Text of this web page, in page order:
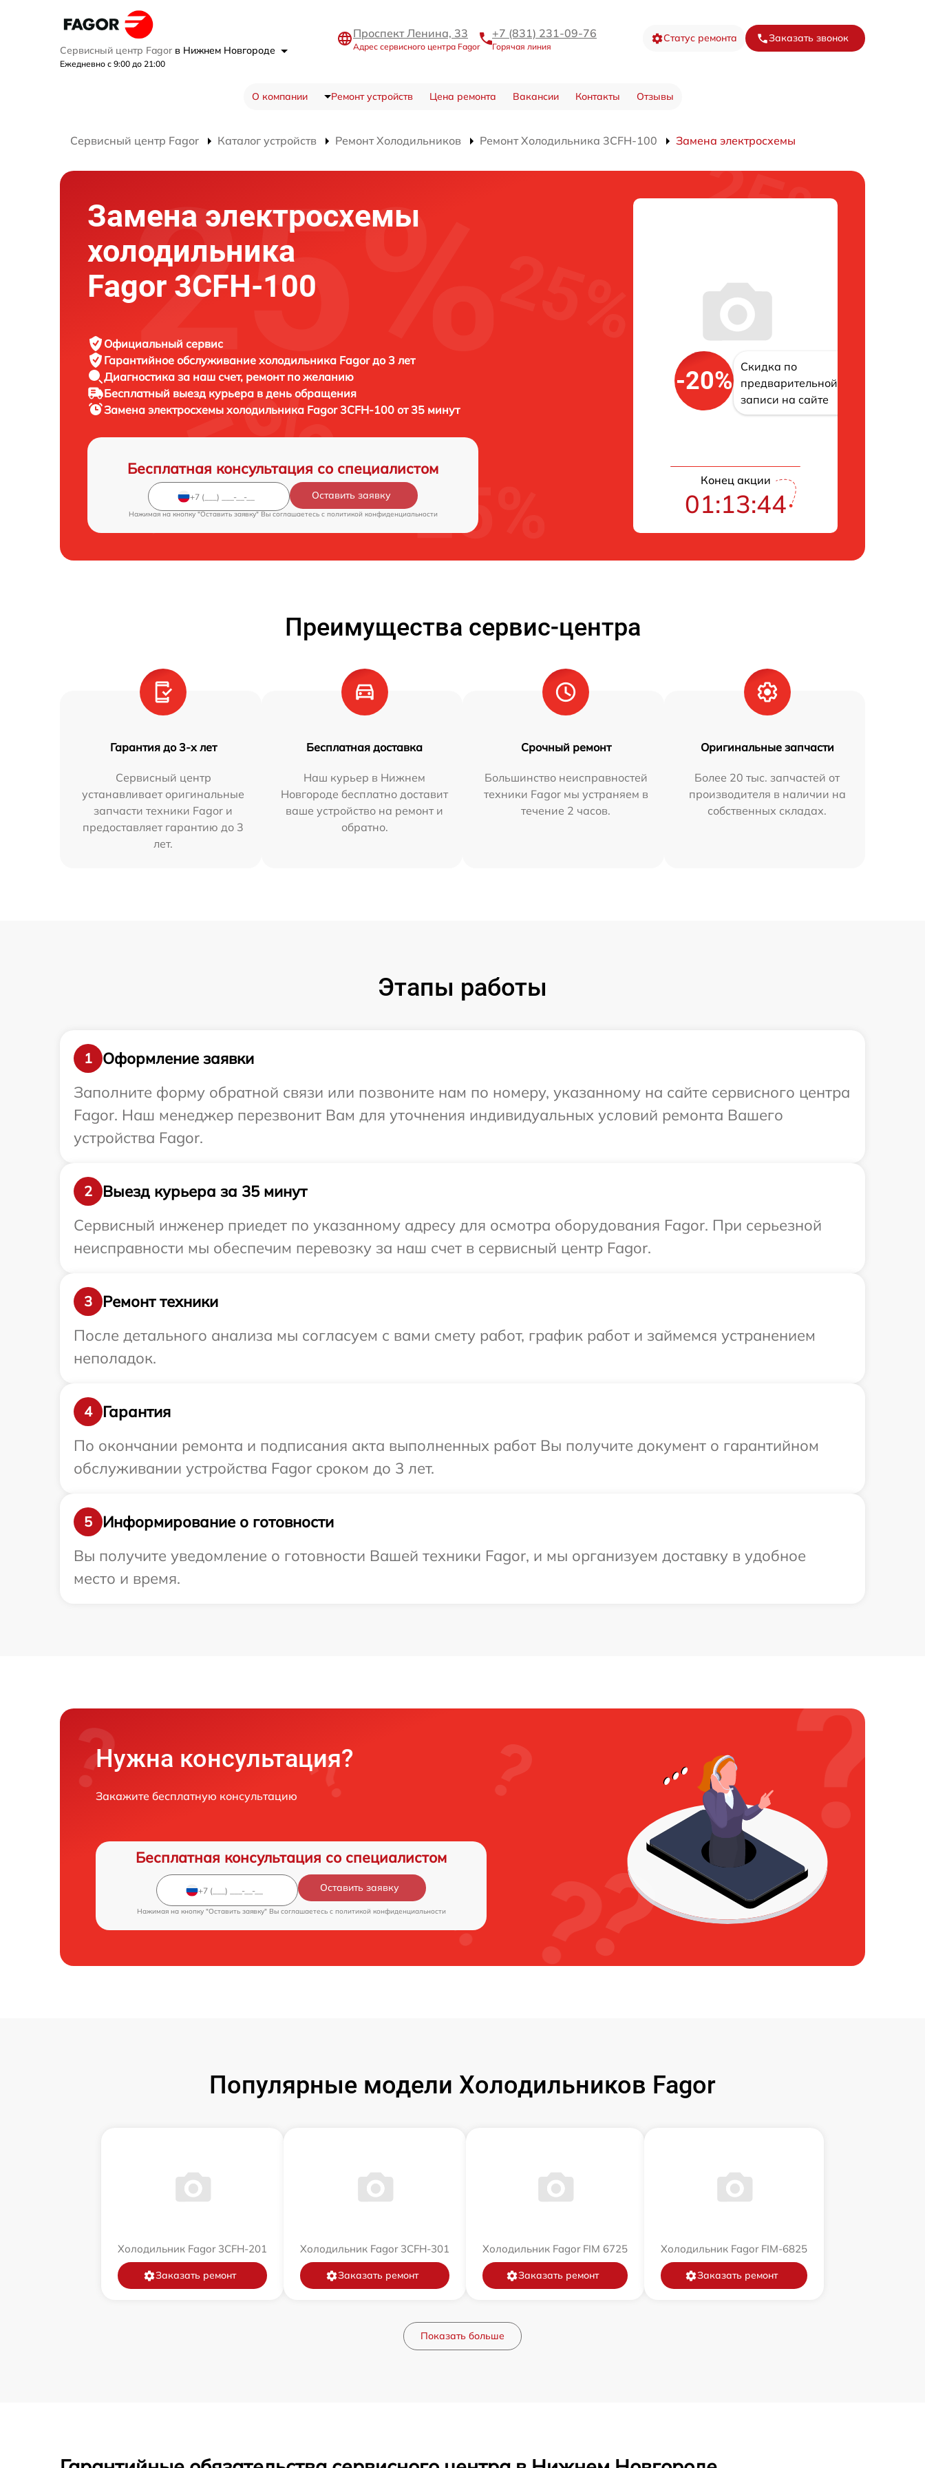
Сервисный центр Fagor в Нижнем Новгороде
Ежедневно с 9:00 до 21:00
Проспект Ленина, 33
Адрес сервисного центра Fagor
+7 (831) 231-09-76
Горячая линия
Статус ремонта Заказать звонок
О компании Ремонт устройств Цена ремонта Вакансии Контакты Отзывы
Сервисный центр Fagor Каталог устройств Ремонт Холодильников Ремонт Холодильника 3CFH-100 Замена электросхемы
Замена электросхемы
холодильника
Fagor 3CFH-100
Официальный сервис
Гарантийное обслуживание холодильника Fagor до 3 лет
Диагностика за наш счет, ремонт по желанию
Бесплатный выезд курьера в день обращения
Замена электросхемы холодильника Fagor 3CFH-100 от 35 минут
Бесплатная консультация со специалистом
Оставить заявку
Нажимая на кнопку "Оставить заявку" Вы соглашаетесь c политикой конфиденциальности
-20%
Скидка по
предварительной
записи на сайте
Конец акции
01:13:43
Преимущества сервис-центра
Гарантия до 3-х лет
Сервисный центр
устанавливает оригинальные
запчасти техники Fagor и
предоставляет гарантию до 3
лет.
Бесплатная доставка
Наш курьер в Нижнем
Новгороде бесплатно доставит
ваше устройство на ремонт и
обратно.
Срочный ремонт
Большинство неисправностей
техники Fagor мы устраняем в
течение 2 часов.
Оригинальные запчасти
Более 20 тыс. запчастей от
производителя в наличии на
собственных складах.
Этапы работы
1
Оформление заявки
Заполните форму обратной связи или позвоните нам по номеру, указанному на сайте сервисного центра
Fagor. Наш менеджер перезвонит Вам для уточнения индивидуальных условий ремонта Вашего
устройства Fagor.
2
Выезд курьера за 35 минут
Сервисный инженер приедет по указанному адресу для осмотра оборудования Fagor. При серьезной
неисправности мы обеспечим перевозку за наш счет в сервисный центр Fagor.
3
Ремонт техники
После детального анализа мы согласуем с вами смету работ, график работ и займемся устранением
неполадок.
4
Гарантия
По окончании ремонта и подписания акта выполненных работ Вы получите документ о гарантийном
обслуживании устройства Fagor сроком до 3 лет.
5
Информирование о готовности
Вы получите уведомление о готовности Вашей техники Fagor, и мы организуем доставку в удобное
место и время.
Нужна консультация?
Закажите бесплатную консультацию
Бесплатная консультация со специалистом
Оставить заявку
Нажимая на кнопку "Оставить заявку" Вы соглашаетесь c политикой конфиденциальности
Популярные модели Холодильников Fagor
Холодильник Fagor 3CFH-201
Заказать ремонт
Холодильник Fagor 3CFH-301
Заказать ремонт
Холодильник Fagor FIM 6725
Заказать ремонт
Холодильник Fagor FIM-6825
Заказать ремонт
Показать больше